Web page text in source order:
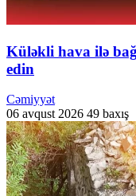
Küləkli hava ilə
edin
Cəmiyyət
06 avqust 2026 49 baxış